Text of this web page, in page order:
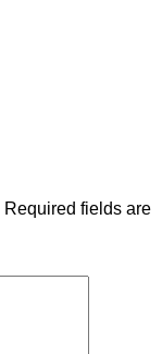
Required fields are